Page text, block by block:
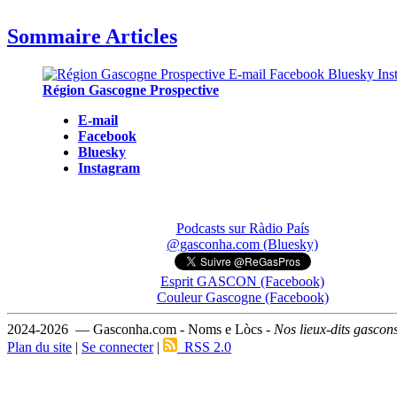
Sommaire Articles
Région Gascogne Prospective
E-mail
Facebook
Bluesky
Instagram
Podcasts sur Ràdio País
@gasconha.com (Bluesky)
Esprit GASCON (Facebook)
Couleur Gascogne (Facebook)
2024-2026 — Gasconha.com - Noms e Lòcs - Nos lieux-dits
Plan du site | Se connecter| RSS 2.0